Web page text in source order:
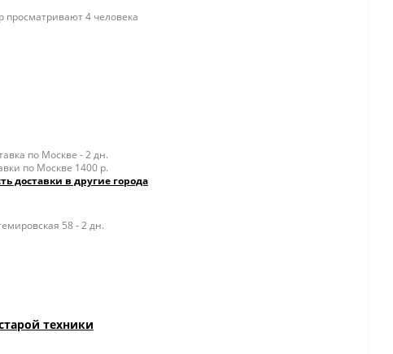
просматривают 4 человека
по Москве - 2 дн.
по Москве 1400 р.
доставки в другие города
58 - 2 дн.
техники